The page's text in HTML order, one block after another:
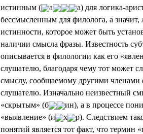
истинным (
а
а) для логика-
бессмысленным для филолога, а
истинности, которое может быть
наличии смысла фразы. Известность
описывается в филологии как его
слушателю, благодаря чему тот может
смыслу, сообщаемому другими членами
слушателю. Изначально неизвестный
«скрытым» (б
ин), а в процессе
«выявление» (и
х
р). Следствием
понятий является тот факт, что термин